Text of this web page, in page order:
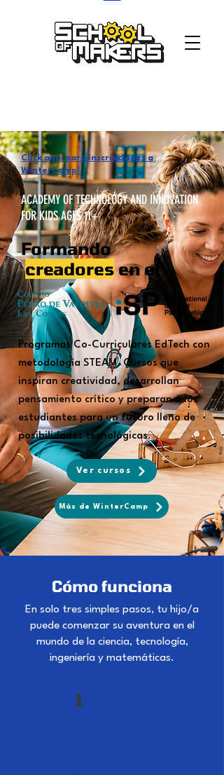
Click aquí para inscripciones a
WinterCamp!
ACADEMY OF TECHNOLOGY AND INNOVATION
FOR KIDS AGES 11+
Formando
creadoresen el
Programas Co-Curriculares EdTech con
metodología STEAM.Cursos que
inspiran creatividad, desarrollan
pensamiento crítico y preparan a los
estudiantes para un futuro lleno de
posibilidades tecnológicas.
Ver cursos
Más de WinterCamp
Cómo funciona
En solo tres simples pasos, tu hijo/a
puede comenzar su aventura en el
mundo de la ciencia, tecnología,
ingeniería y matemáticas.
1